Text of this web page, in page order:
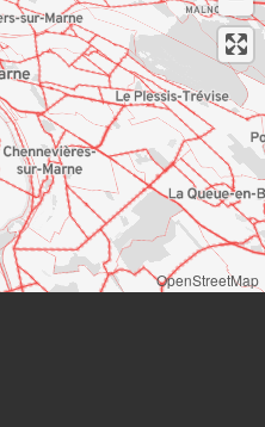
OpenStreetMap